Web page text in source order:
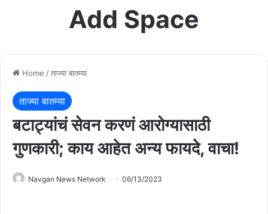
Add Space
Home /ताज्या बातम्या
ताज्या बातम्या
बटाट्यांचं सेवन करणं आरोग्यासाठी
गुणकारी; काय आहेत अन्य फायदे, वाचा!
Navgan News Network 06/13/2023